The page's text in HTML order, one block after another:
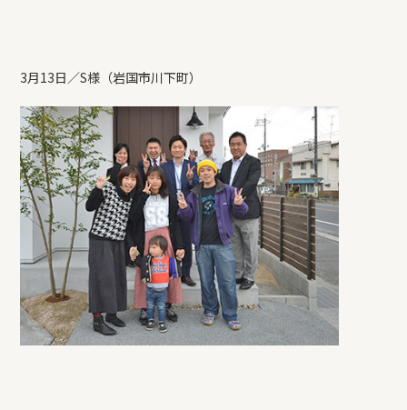
3月13日／S様（岩国市川下町）